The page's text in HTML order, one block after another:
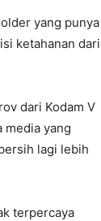
yang punya
ketahanan dari
dari Kodam V
media yang
lagi lebih
terpercaya